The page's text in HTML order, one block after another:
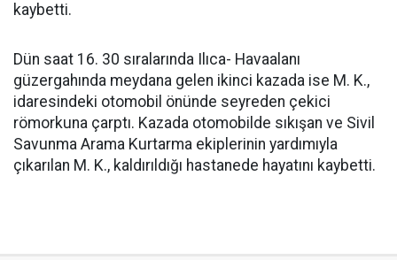
kaybetti.
Dün saat 16. 30 sıralarında Ilıca- Havaalanı
güzergahında meydana gelen ikinci kazada ise M. K.,
idaresindeki otomobil önünde seyreden çekici
römorkuna çarptı. Kazada otomobilde sıkışan ve Sivil
Savunma Arama Kurtarma ekiplerinin yardımıyla
çıkarılan M. K., kaldırıldığı hastanede hayatını kaybetti.